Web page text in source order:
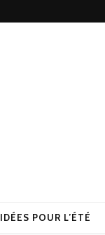
IDÉES POUR L’ÉTÉ